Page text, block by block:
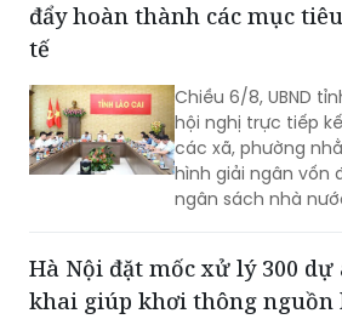
đẩy hoàn thành các mục
tế
Chiều 6/8, UBND
hội nghị trực tiếp
các xã, phường
hình giải ngân vốn
ngân sách nhà
thành các mục
xã hội năm 2026.
Hà Nội đặt mốc xử lý 300
khai giúp khơi thông nguồn